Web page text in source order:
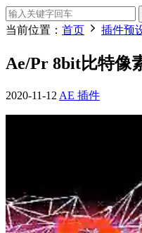
当前位置： 首页 插件预
Ae/Pr 8bit比特像
2020-11-12 AE 插件